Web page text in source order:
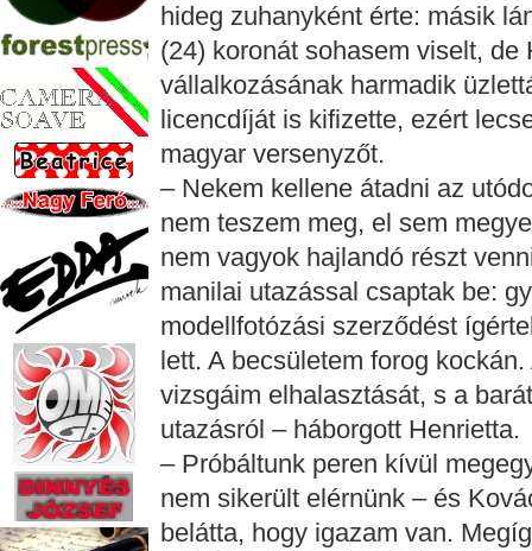
hideg zuhanyként érte: másik
(24) koronát sohasem viselt,
vállalkozásának harmadik
licencdíját is kifizette, ezért
magyar versenyzőt.
– Nekem kellene átadni az
nem teszem meg, el sem
nem vagyok hajlandó részt
manilai utazással csaptak be:
modellfotózási szerződést
lett. A becsületem forog
vizsgáim elhalasztását, s a
utazásról – háborgott Henrietta.
– Próbáltunk peren kívül
nem sikerült elérnünk – és
belátta, hogy igazam van.